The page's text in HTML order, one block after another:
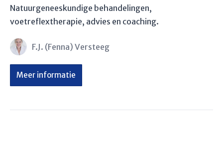
Natuurgeneeskundige behandelingen,
voetreflextherapie, advies en coaching.
F.J. (Fenna) Versteeg
Meer informatie